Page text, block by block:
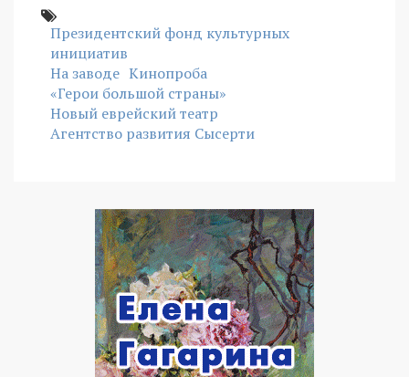
Президентский фонд культурных
инициатив
На заводе Кинопроба
«Герои большой страны»
Новый еврейский театр
Агентство развития Сысерти